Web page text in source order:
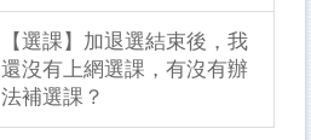
【選課】加退選結束後，我
還沒有上網選課，有沒有辦
法補選課？